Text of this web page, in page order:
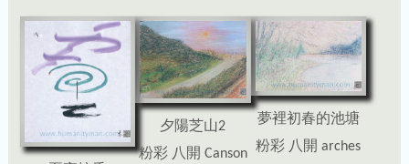
夕陽芝山2
粉彩 八開 Canson
夢裡初春的池塘
粉彩 八開 arches